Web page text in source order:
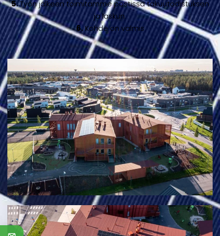
5.Työn jälkeen toimitamme postissa takuutodistuksen
ja laskun.
6.Kohde on valmis